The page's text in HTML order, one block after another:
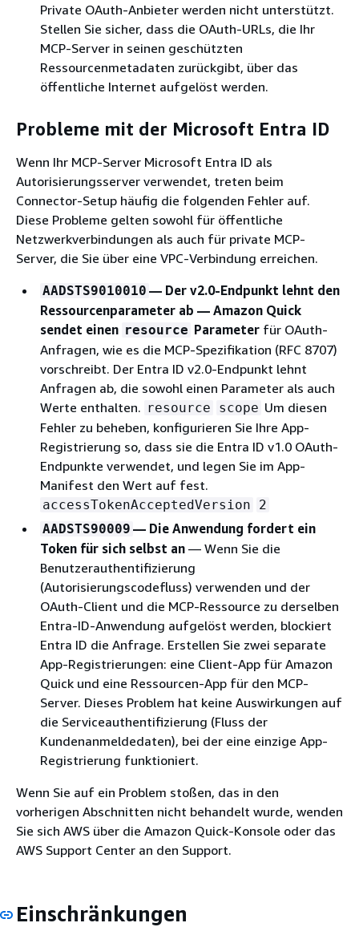
Private OAuth-Anbieter werden nicht unterstützt.
Stellen Sie sicher, dass die OAuth-URLs, die Ihr
MCP-Server in seinen geschützten
Ressourcenmetadaten zurückgibt, über das
öffentliche Internet aufgelöst werden.
Probleme mit der Microsoft Entra ID
Wenn Ihr MCP-Server Microsoft Entra ID als
Autorisierungsserver verwendet, treten beim
Connector-Setup häufig die folgenden Fehler auf.
Diese Probleme gelten sowohl für öffentliche
Netzwerkverbindungen als auch für private MCP-
Server, die Sie über eine VPC-Verbindung erreichen.
AADSTS9010010 — Der v2.0-Endpunkt lehnt den
Ressourcenparameter ab — Amazon Quick
sendet einen resource Parameter für OAuth-
Anfragen, wie es die MCP-Spezifikation (RFC 8707)
vorschreibt. Der Entra ID v2.0-Endpunkt lehnt
Anfragen ab, die sowohl einen Parameter als auch
Werte enthalten. resource scope Um diesen
Fehler zu beheben, konfigurieren Sie Ihre App-
Registrierung so, dass sie die Entra ID v1.0 OAuth-
Endpunkte verwendet, und legen Sie im App-
Manifest den Wert auf fest.
accessTokenAcceptedVersion
2
AADSTS90009 — Die Anwendung fordert ein
Token für sich selbst an — Wenn Sie die
Benutzerauthentifizierung
(Autorisierungscodefluss) verwenden und der
OAuth-Client und die MCP-Ressource zu derselben
Entra-ID-Anwendung aufgelöst werden, blockiert
Entra ID die Anfrage. Erstellen Sie zwei separate
App-Registrierungen: eine Client-App für Amazon
Quick und eine Ressourcen-App für den MCP-
Server. Dieses Problem hat keine Auswirkungen auf
die Serviceauthentifizierung (Fluss der
Kundenanmeldedaten), bei der eine einzige App-
Registrierung funktioniert.
Wenn Sie auf ein Problem stoßen, das in den
vorherigen Abschnitten nicht behandelt wurde, wenden
Sie sich AWS über die Amazon Quick-Konsole oder das
AWS Support Center an den Support.
Einschränkungen